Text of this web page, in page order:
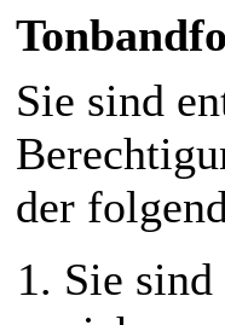
Sie sind
der